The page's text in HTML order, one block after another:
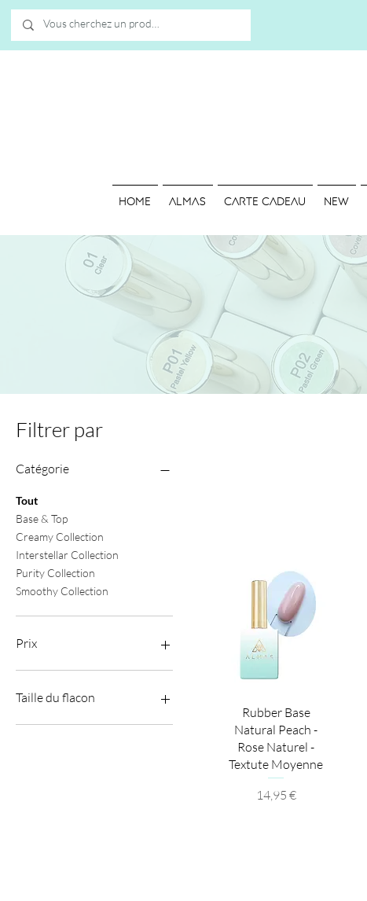
HOME ALMAS Carte cadeau NEW
Filtrer par
Catégorie
Tout
Base & Top
Creamy Collection
Interstellar Collection
Purity Collection
Smoothy Collection
Prix
Taille du flacon
16ml
Aperçu rapide
Rubber Base
Natural Peach -
Rose Naturel -
Textute Moyenne
Prix
14,95 €